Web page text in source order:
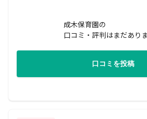
成木保育園の
口コミ・評判はまだあり
口コミを投稿